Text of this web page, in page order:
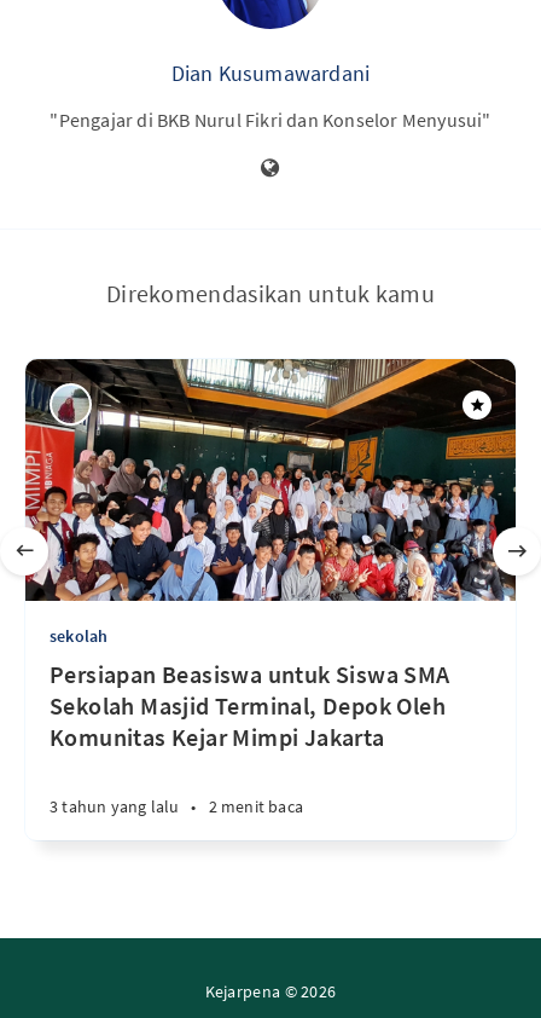
Dian Kusumawardani
"Pengajar di BKB Nurul Fikri dan Konselor Menyusui"
Direkomendasikan untuk kamu
sekolah
Persiapan Beasiswa untuk Siswa SMA
Sekolah Masjid Terminal, Depok Oleh
Komunitas Kejar Mimpi Jakarta
3 tahun yang lalu • 2 menit baca
Kejarpena © 2026